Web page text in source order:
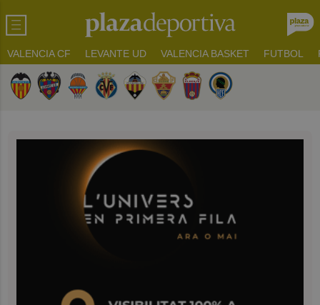
VALENCIA CF LEVANTE UD VALENCIA BASKET FUTBOL